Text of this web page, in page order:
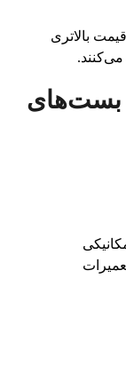
بالاتری
می‌کنند.
بست‌های